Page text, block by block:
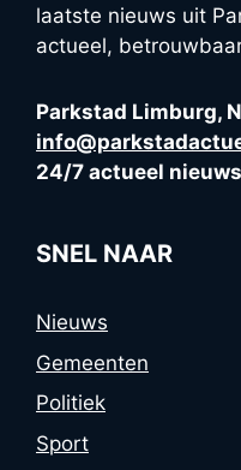
laatste nieuws uit
actueel,
Parkstad Limburg,
24/7 actueel nieuws
SNEL NAAR
Nieuws
Gemeenten
Politiek
Sport